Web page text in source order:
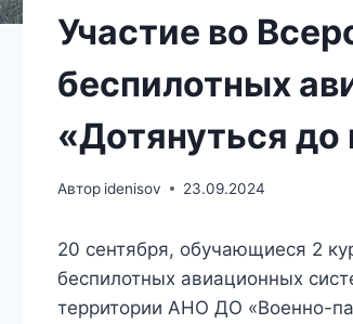
Участие во
беспилотных
«Дотянуться до
Автор idenisov 23.09.2024
20 сентября, обучающиеся 2
беспилотных авиационных
территории АНО ДО «Военно-